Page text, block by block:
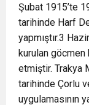
Şubat 1915’te
tarihinde Harf
yapmıştır.3
kurulan göcmen
etmiştir. Trakya
tarihinde Çorlu
uygulamasının